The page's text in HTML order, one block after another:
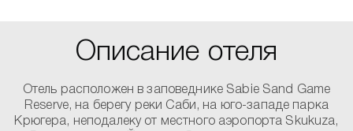
Описание отеля
Отель расположен в заповеднике Sabie Sand Game
Reserve, на берегу реки Саби, на юго-западе парка
Крюгера, неподалеку от местного аэропорта Skukuza,